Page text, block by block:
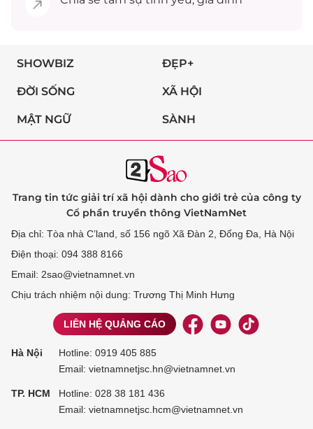
SHOWBIZ ĐẸP+
ĐỜI SỐNG XÃ HỘI
MẬT NGỮ SÀNH
Trang tin tức giải trí xã hội dành cho giới trẻ của công ty
Cổ phần truyền thông VietNamNet
Địa chỉ: Tòa nhà C’land, số 156 ngõ Xã Đàn 2, Đống Đa, Hà Nội
Điện thoại: 094 388 8166
Email: 2sao@vietnamnet.vn
Chịu trách nhiệm nội dung: Trương Thị Minh Hưng
LIÊN HỆ QUẢNG CÁO
Hà Nội Hotline: 0919 405 885
Email: vietnamnetjsc.hn@vietnamnet.vn
TP. HCM Hotline: 028 38 181 436
Email: vietnamnetjsc.hcm@vietnamnet.vn